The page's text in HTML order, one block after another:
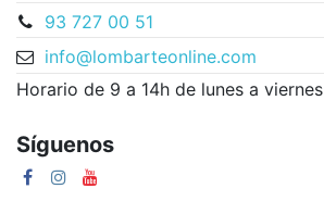
93 727 00 51
info@lombarteonline.com
Horario de 9 a 14h de lunes a viernes
Síguenos